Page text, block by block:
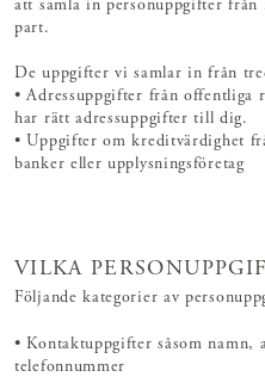
att samla in personuppgifter från
part.
De uppgifter vi samlar in från
• Adressuppgifter från offentliga
har rätt adressuppgifter till dig.
• Uppgifter om kreditvärdighet
banker eller upplysningsföretag
VILKA
Följande kategorier av
• Kontaktuppgifter såsom namn,
telefonnummer